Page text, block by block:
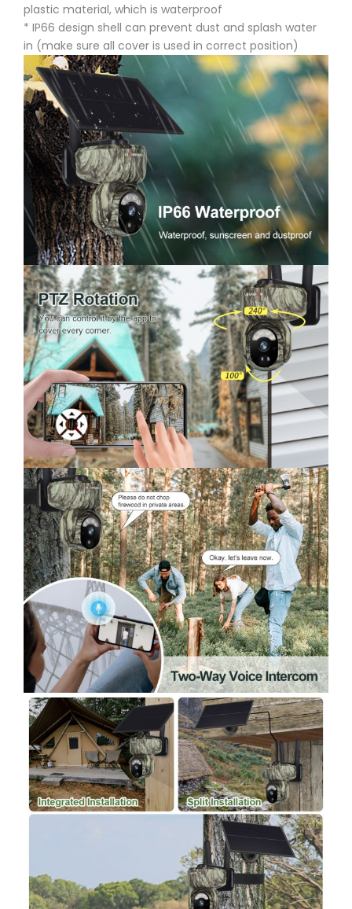
plastic material, which is waterproof
* IP66 design shell can prevent dust and splash water
in (make sure all cover is used in correct position)